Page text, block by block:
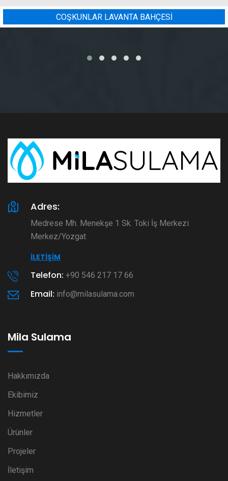
BADEM BAHÇESI
Adres:
Medrese Mh. Menekşe 1 Sk. Toki İş Merkezi
Merkez/Yozgat
İLETIŞIM
Telefon: +90 546 217 17 66
Email: info@milasulama.com
Mila Sulama
Hakkımızda
Ekibimiz
Hizmetler
Ürünler
Projeler
İletişim